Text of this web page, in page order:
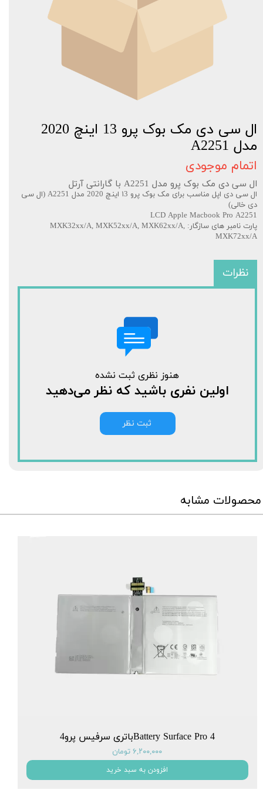
ال سی دی مک بوک پرو 13 اینچ 2020
مدل A2251
اتمام موجودی
ال سی دی مک بوک پرو مدل A2251 با گارانتی آرتل
ال سی دی اپل مناسب برای مک بوک پرو ۱3 اینچ 2020 مدل A2251 (ال سی
دی خالی)
LCD Apple Macbook Pro A2251
پارت نامبر های سازگار: MXK32xx/A, MXK52xx/A, MXK62xx/A,
MXK72xx/A
نظرات
هنوز نظری ثبت نشده
اولین نفری باشید که نظر می‌دهید
ثبت نظر
محصولات مشابه
Battery Surface Pro 4باتری سرفیس پرو4
۶,۲۰۰,۰۰۰ تومان
افزودن به سبد خرید